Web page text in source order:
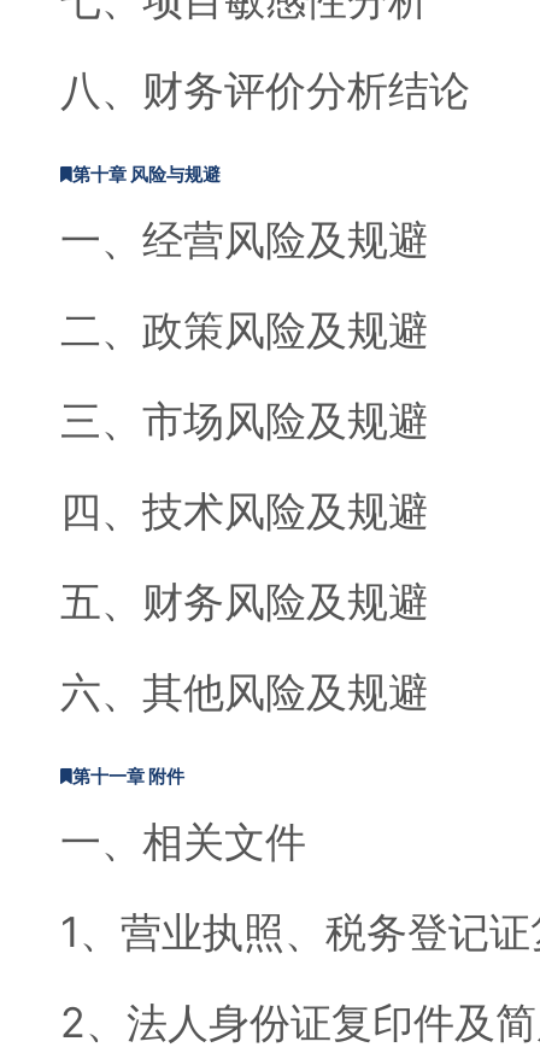
八、财务评价分析结论
第十章 风险与规避
一、经营风险及规避
二、政策风险及规避
三、市场风险及规避
四、技术风险及规避
五、财务风险及规避
六、其他风险及规避
第十一章 附件
一、相关文件
1、营业执照、税务登记
2、法人身份证复印件及